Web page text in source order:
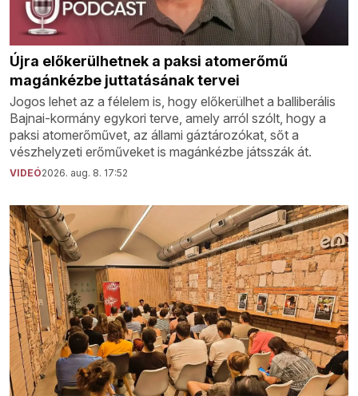
Újra előkerülhetnek a paksi atomerőmű
magánkézbe juttatásának tervei
Jogos lehet az a félelem is, hogy előkerülhet a balliberális
Bajnai-kormány egykori terve, amely arról szólt, hogy a
paksi atomerőművet, az állami gáztározókat, sőt a
vészhelyzeti erőműveket is magánkézbe játsszák át.
VIDEÓ2026. aug. 8. 17:52